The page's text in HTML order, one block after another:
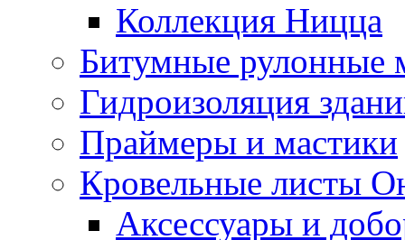
Коллекция Ницца
Битумные рулонные
Гидроизоляция
Праймеры и мастики
Кровельные листы
Аксессуары и